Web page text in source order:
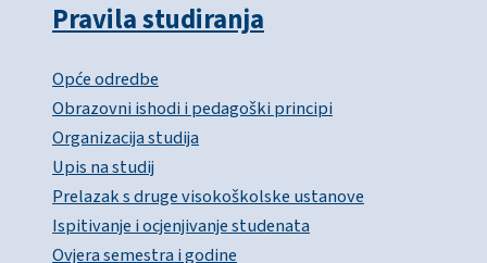
Pravila studiranja
Opće odredbe
Obrazovni ishodi i pedagoški principi
Organizacija studija
Upis na studij
Prelazak s druge visokoškolske ustanove
Ispitivanje i ocjenjivanje studenata
Ovjera semestra i godine